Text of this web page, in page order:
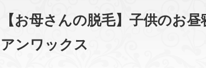
【お母さんの脱毛】子供のお
アンワックス